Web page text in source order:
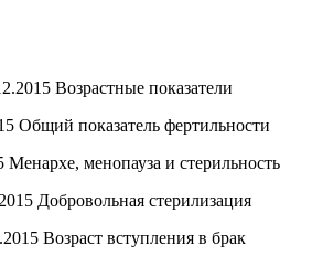
Возрастные показатели
Общий показатель фертильности
Менархе, менопауза и стерильность
Добровольная стерилизация
Возраст вступления в брак